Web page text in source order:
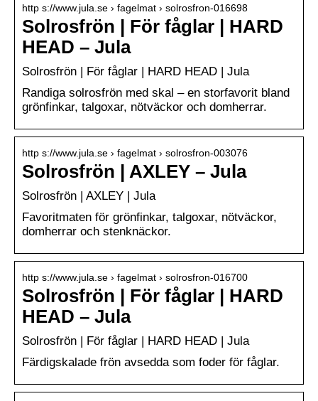
http s://www.jula.se › fagelmat › solrosfron-016698
Solrosfrön | För fåglar | HARD
HEAD – Jula
Solrosfrön | För fåglar | HARD HEAD | Jula
Randiga solrosfrön med skal – en storfavorit bland
grönfinkar, talgoxar, nötväckor och domherrar.
http s://www.jula.se › fagelmat › solrosfron-003076
Solrosfrön | AXLEY – Jula
Solrosfrön | AXLEY | Jula
Favoritmaten för grönfinkar, talgoxar, nötväckor,
domherrar och stenknäckor.
http s://www.jula.se › fagelmat › solrosfron-016700
Solrosfrön | För fåglar | HARD
HEAD – Jula
Solrosfrön | För fåglar | HARD HEAD | Jula
Färdigskalade frön avsedda som foder för fåglar.